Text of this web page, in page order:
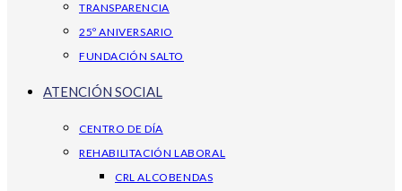
TRANSPARENCIA
25º ANIVERSARIO
FUNDACIÓN SALTO
ATENCIÓN SOCIAL
CENTRO DE DÍA
REHABILITACIÓN LABORAL
CRL ALCOBENDAS